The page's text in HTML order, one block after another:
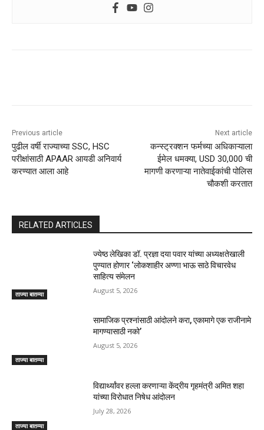
Previous article
पुढील वर्षी राज्याच्या SSC, HSC
परीक्षांसाठी APAAR आयडी अनिवार्य
करण्यात आला आहे
Next article
कन्स्ट्रक्शन फर्मच्या अधिकाऱ्याला
ईमेल धमक्या, USD 30,000 ची
मागणी करणाऱ्या नातेवाईकांची पोलिस
चौकशी करतात
RELATED ARTICLES
ताज्या बातम्या
ज्येष्ठ लेखिका डॉ. प्रज्ञा दया पवार यांच्या अध्यक्षतेखाली
पुण्यात होणार ‘लोकशाहीर अण्णा भाऊ साठे विचारवेध
साहित्य संमेलन
August 5, 2026
ताज्या बातम्या
सामाजिक प्रश्नांसाठी आंदोलने करा, एकामागे एक राजीनामे
मागण्यासाठी नको’
August 5, 2026
ताज्या बातम्या
विद्यार्थ्यांवर हल्ला करणाऱ्या केंद्रीय गृहमंत्री अमित शहा
यांच्या विरोधात निषेध आंदोलन
July 28, 2026